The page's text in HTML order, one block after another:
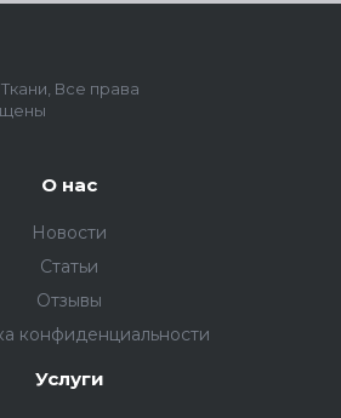
Все права
О нас
Новости
Статьи
Отзывы
конфиденциальности
Услуги